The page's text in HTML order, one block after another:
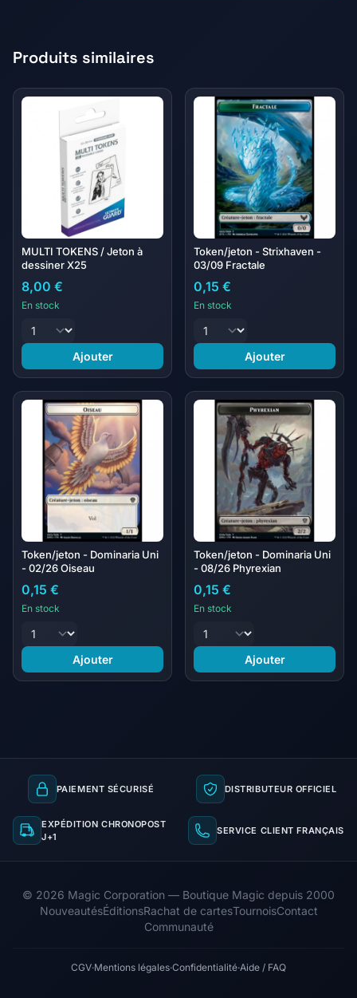
Produits similaires
MULTI TOKENS / Jeton à
dessiner X25
8,00 €
En stock
Ajouter
Token/jeton - Strixhaven -
03/09 Fractale
0,15 €
En stock
Ajouter
Token/jeton - Dominaria Uni
- 02/26 Oiseau
0,15 €
En stock
Ajouter
Token/jeton - Dominaria Uni
- 08/26 Phyrexian
0,15 €
En stock
Ajouter
PAIEMENT SÉCURISÉ DISTRIBUTEUR OFFICIEL
EXPÉDITION CHRONOPOST
J+1
SERVICE CLIENT FRANÇAIS
© 2026 Magic Corporation — Boutique Magic depuis 2000
NouveautésÉditionsRachat de cartesTournoisContact
Communauté
CGV·Mentions légales·Confidentialité·Aide / FAQ